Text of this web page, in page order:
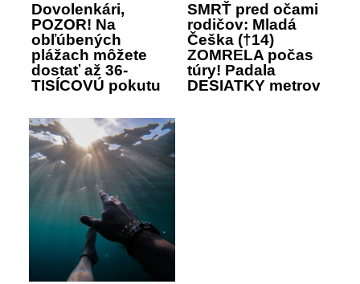
Dovolenkári,
POZOR! Na
obľúbených
plážach môžete
dostať až 36-
TISÍCOVÚ pokutu
SMRŤ pred očami
rodičov: Mladá
Češka (†14)
ZOMRELA počas
túry! Padala
DESIATKY metrov